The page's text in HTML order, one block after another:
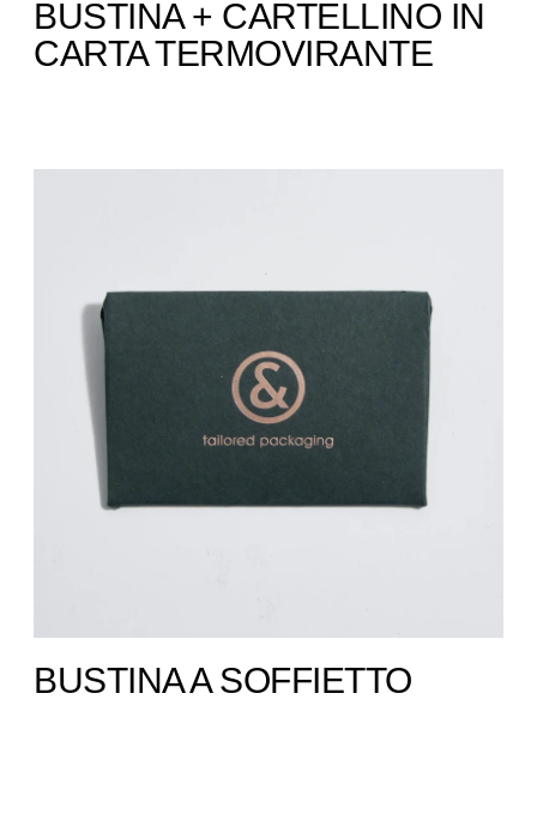
BUSTINA + CARTELLINO IN
CARTA TERMOVIRANTE
BUSTINA A SOFFIETTO